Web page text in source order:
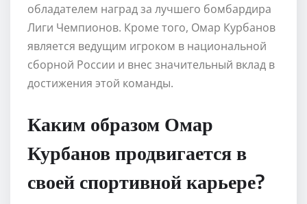
обладателем наград за лучшего бомбардира
Лиги Чемпионов. Кроме того, Омар Курбанов
является ведущим игроком в национальной
сборной России и внес значительный вклад в
достижения этой команды.
Каким образом Омар
Курбанов продвигается в
своей спортивной карьере?